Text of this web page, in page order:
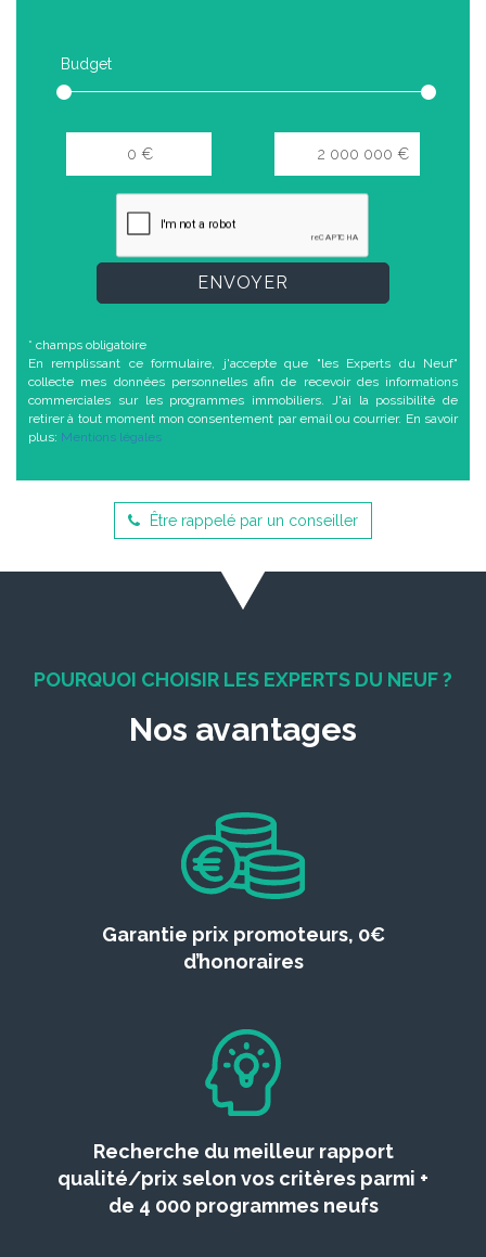
Budget
ENVOYER
* champs obligatoire
En remplissant ce formulaire, j'accepte que "les Experts du Neuf"
collecte mes données personnelles afin de recevoir des informations
commerciales sur les programmes immobiliers. J'ai la possibilité de
retirer à tout moment mon consentement par email ou courrier. En savoir
plus: Mentions légales
Être rappelé par un conseiller
POURQUOI CHOISIR LES EXPERTS DU NEUF ?
Nos avantages
Garantie prix promoteurs, 0€
d’honoraires
Recherche du meilleur rapport
qualité/prix selon vos critères parmi +
de 4 000 programmes neufs